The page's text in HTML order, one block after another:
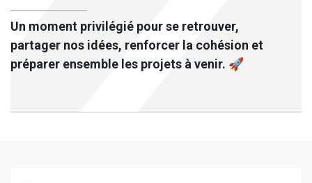
Un moment privilégié pour se retrouver,
partager nos idées, renforcer la cohésion et
préparer ensemble les projets à venir. 🚀